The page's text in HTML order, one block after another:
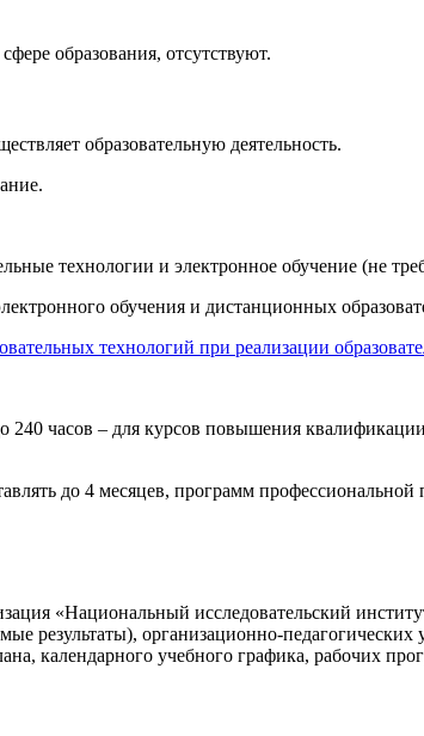
образования, отсутствуют.
образовательную деятельность.
технологии и электронное обучение (не
обучения и дистанционных
технологий при реализации
часов – для курсов повышения
до 4 месяцев, программ профессиональной
«Национальный исследовательский
результаты), организационно-
календарного учебного графика, рабочих